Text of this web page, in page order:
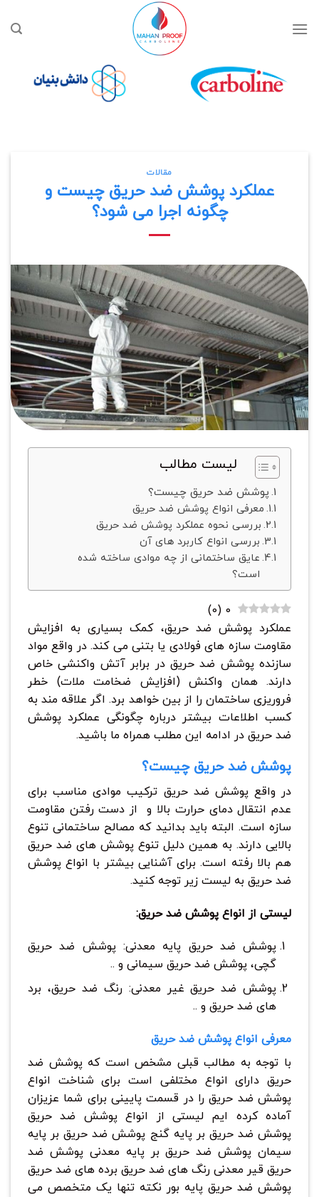
مقالات
عملکرد پوشش ضد حریق چیست و
چگونه اجرا می شود؟
لیست مطالب
پوشش ضد حریق چیست؟
معرفی انواع پوشش ضد حریق
بررسی نحوه عملکرد پوشش ضد حریق
بررسی انواع کاربرد های آن
عایق ساختمانی از چه موادی ساخته شده
است؟
0
(
0
)
عملکرد پوشش ضد حریق، کمک بسیاری به افزایش
مقاومت سازه های فولادی یا بتنی می کند. در واقع مواد
سازنده پوشش ضد حریق در برابر آتش واکنشی خاص
دارند. همان واکنش (افزایش ضخامت ملات) خطر
فروریزی ساختمان را از بین خواهد برد. اگر علاقه مند به
کسب اطلاعات بیشتر درباره چگونگی عملکرد پوشش
ضد حریق در ادامه این مطلب همراه ما باشید.
پوشش ضد حریق چیست؟
در واقع پوشش ضد حریق ترکیب موادی مناسب برای
عدم انتقال دمای حرارت بالا و از دست رفتن مقاومت
سازه است. البته باید بدانید که مصالح ساختمانی تنوع
بالایی دارند. به همین دلیل تنوع پوشش های ضد حریق
هم بالا رفته است. برای آشنایی بیشتر با انواع پوشش
ضد حریق به لیست زیر توجه کنید.
لیستی از انواع پوشش ضد حریق:
پوشش ضد حریق پایه معدنی: پوشش ضد حریق
گچی، پوشش ضد حریق سیمانی و ..
پوشش ضد حریق غیر معدنی: رنگ ضد حریق، برد
های ضد حریق و ..
معرفی انواع پوشش ضد حریق
با توجه به مطالب قبلی مشخص است که پوشش ضد
حریق دارای انواع مختلفی است برای شناخت انواع
پوشش ضد حریق را در قسمت پایینی برای شما عزیزان
آماده کرده ایم لیستی از انواع پوشش ضد حریق
پوشش ضد حریق بر پایه گنج پوشش ضد حریق بر پایه
سیمان پوشش ضد حریق بر پایه معدنی پوشش ضد
حریق قیر معدنی رنگ های ضد حریق برده های ضد حریق
پوشش ضد حریق پایه بور نکته تنها یک متخصص می